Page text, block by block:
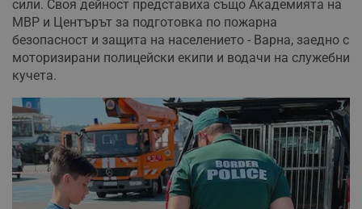
сили. Своя дейност представиха също Академията на
МВР и Центърът за подготовка по пожарна
безопасност и защита на населението - Варна, заедно с
моторизирани полицейски екипи и водачи на служебни
кучета.